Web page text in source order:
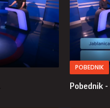
POBEDNIK
Pobednik